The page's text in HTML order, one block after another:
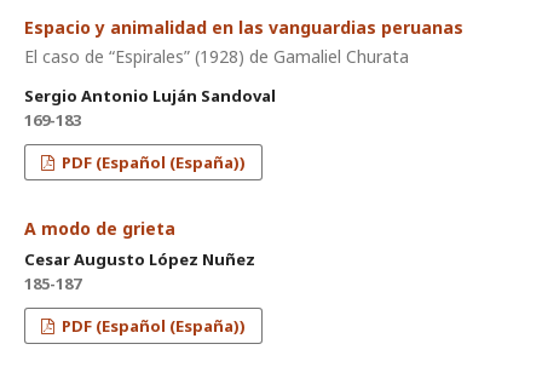
Espacio y animalidad en las vanguardias peruanas
El caso de “Espirales” (1928) de Gamaliel Churata
Sergio Antonio Luján Sandoval
169-183
PDF (Español (España))
A modo de grieta
Cesar Augusto López Nuñez
185-187
PDF (Español (España))